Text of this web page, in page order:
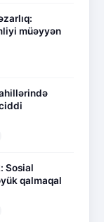
müəyyən
Sosial
qalmaqal